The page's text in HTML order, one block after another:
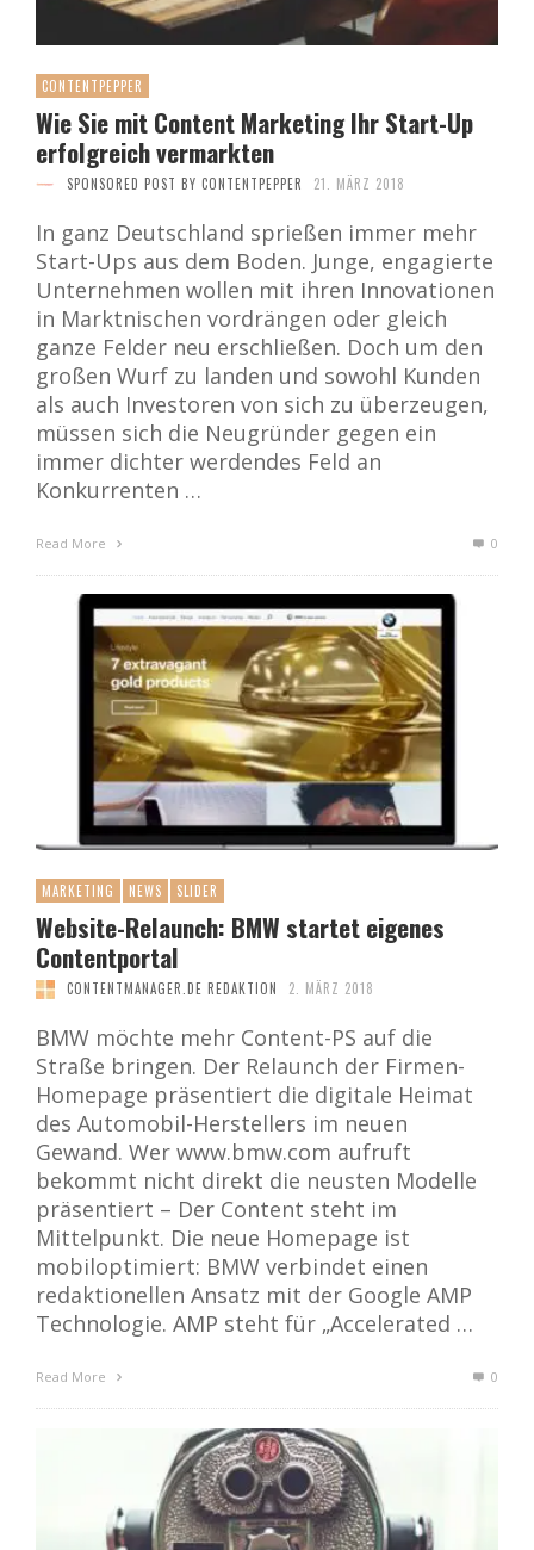
CONTENTPEPPER
Wie Sie mit Content Marketing Ihr Start-Up
erfolgreich vermarkten
SPONSORED POST BY CONTENTPEPPER 21. MÄRZ 2018
In ganz Deutschland sprießen immer mehr
Start-Ups aus dem Boden. Junge, engagierte
Unternehmen wollen mit ihren Innovationen
in Marktnischen vordrängen oder gleich
ganze Felder neu erschließen. Doch um den
großen Wurf zu landen und sowohl Kunden
als auch Investoren von sich zu überzeugen,
müssen sich die Neugründer gegen ein
immer dichter werdendes Feld an
Konkurrenten …
Read More 0
MARKETING NEWS SLIDER
Website-Relaunch: BMW startet eigenes
Contentportal
CONTENTMANAGER.DE REDAKTION 2. MÄRZ 2018
BMW möchte mehr Content-PS auf die
Straße bringen. Der Relaunch der Firmen-
Homepage präsentiert die digitale Heimat
des Automobil-Herstellers im neuen
Gewand. Wer www.bmw.com aufruft
bekommt nicht direkt die neusten Modelle
präsentiert – Der Content steht im
Mittelpunkt. Die neue Homepage ist
mobiloptimiert: BMW verbindet einen
redaktionellen Ansatz mit der Google AMP
Technologie. AMP steht für „Accelerated …
Read More 0